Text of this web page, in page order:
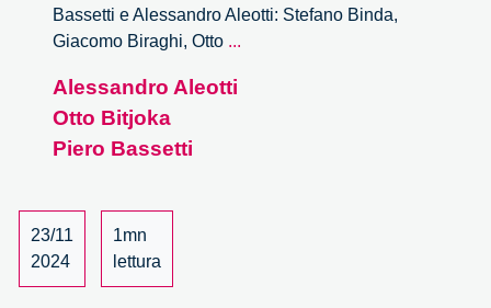
Bassetti e Alessandro Aleotti: Stefano Binda,
Giacomo Biraghi, Otto ...
Alessandro Aleotti
Otto Bitjoka
Piero Bassetti
23/11
2024
1mn
lettura